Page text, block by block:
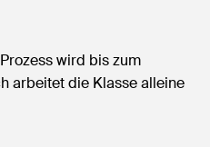
wird bis zum
arbeitet die Klasse alleine